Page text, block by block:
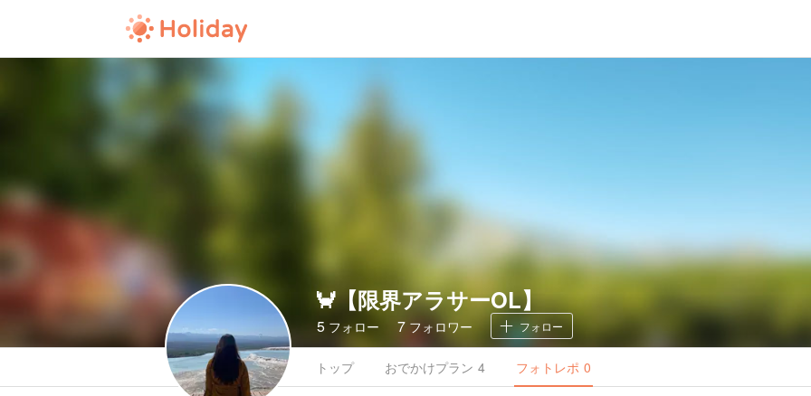
🦀【限界アラサーOL】
5 フォロー 7 フォロワー フォロー
トップ おでかけプラン 4 フォトレポ 0